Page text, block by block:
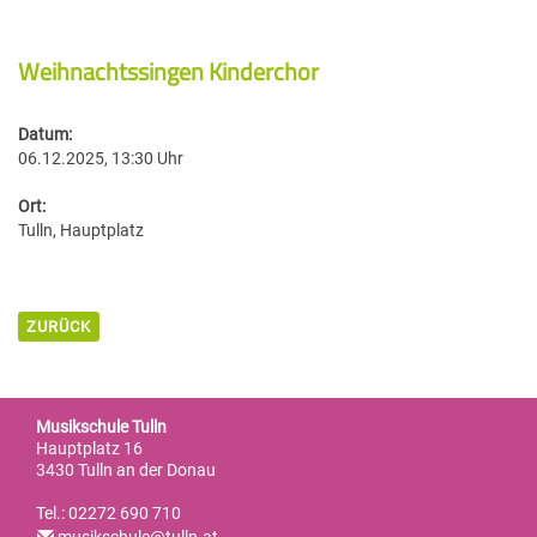
Gratulationen
Verschiedenes
Chor & Gesang
Ergänzungsfächer
Elternverein
Reinigung
Filialen
Geschichte
Förderer & Links
Ensembles
Orchester
Schulkooperationen
Weihnachtssingen Kinderchor
Datum:
06.12.2025, 13:30 Uhr
Ort:
Tulln, Hauptplatz
ZURÜCK
Musikschule Tulln
Hauptplatz 16
3430 Tulln an der Donau
Tel.: 02272 690 710